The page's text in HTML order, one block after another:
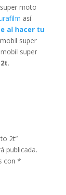
moto
así
al hacer tu
super
mobil super
.
2t”
publicada.
con *